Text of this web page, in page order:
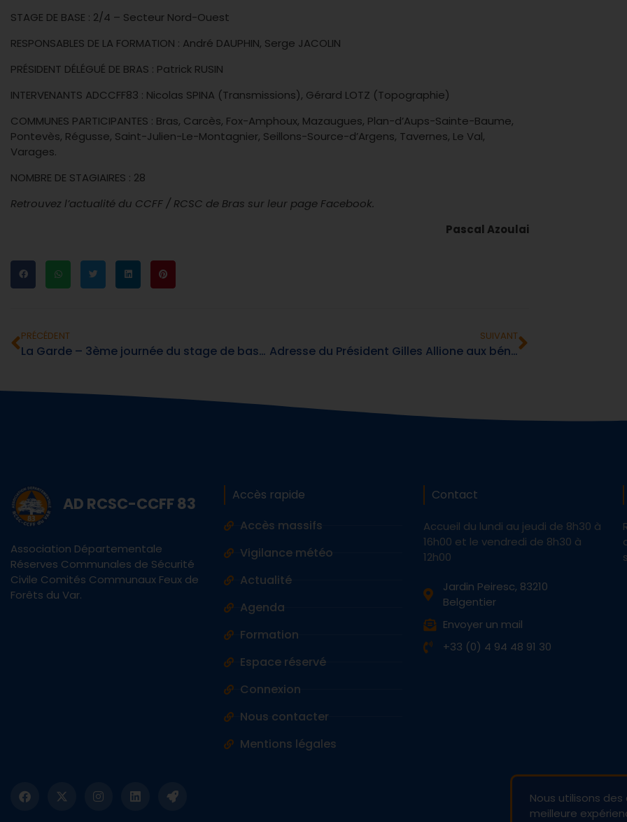
STAGE DE BASE : 2/4 – Secteur Nord-Ouest
RESPONSABLES DE LA FORMATION : André DAUPHIN, Serge JACOLIN
PRÉSIDENT DÉLÉGUÉ DE BRAS : Patrick RUSIN
INTERVENANTS ADCCFF83 : Nicolas SPINA (Transmissions), Gérard LOTZ (Topographie)
COMMUNES PARTICIPANTES : Bras, Carcès, Fox-Amphoux, Mazaugues, Plan-d’Aups-Sainte-Baume,
Pontevès, Régusse, Saint-Julien-Le-Montagnier, Seillons-Source-d’Argens, Tavernes, Le Val,
Varages.
NOMBRE DE STAGIAIRES : 28
Retrouvez l’actualité du CCFF / RCSC de Bras sur leur page Facebook.
Pascal Azoulai
PRÉCÉDENT
La Garde – 3ème journée du stage de base pour les CCFF du secteur Sud-Ouest
SUIVANT
Adresse du Président Gilles Allione aux bénévoles
AD RCSC-CCFF 83
Association Départementale
Réserves Communales de Sécurité
Civile Comités Communaux Feux de
Forêts du Var.
Accès rapide
Accès massifs
Vigilance météo
Actualité
Agenda
Formation
Espace réservé
Connexion
Nous contacter
Mentions légales
Contact
Accueil du lundi au jeudi de 8h30 à
16h00 et le vendredi de 8h30 à
12h00
Jardin Peiresc, 83210
Belgentier
Envoyer un mail
+33 (0) 4 94 48 91 30
Nous utilisons
meilleure